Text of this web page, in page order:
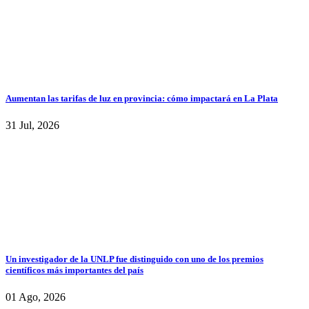
Aumentan las tarifas de luz en provincia: cómo impactará en La Plata
31 Jul, 2026
Un investigador de la UNLP fue distinguido con uno de los premios
científicos más importantes del país
01 Ago, 2026